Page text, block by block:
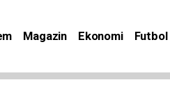
Magazin Ekonomi Futbol